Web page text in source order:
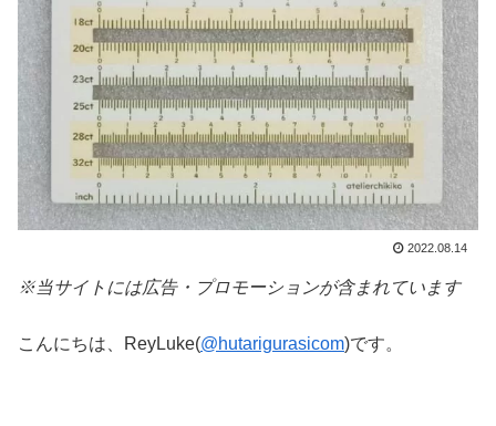
2022.08.14
※当サイトには広告・プロモーションが含まれています
こんにちは、ReyLuke(@hutarigurasicom)です。